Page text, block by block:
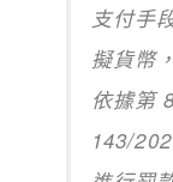
支付手
擬貨幣
依據第
143/